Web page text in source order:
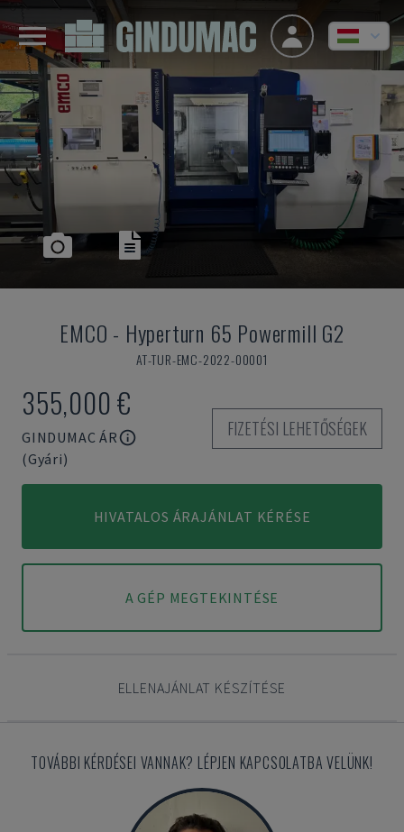
EMCO - Hyperturn 65 Powermill G2
AT-TUR-EMC-2022-00001
355,000 €
GINDUMAC ÁR
(Gyári)
FIZETÉSI LEHETŐSÉGEK
HIVATALOS ÁRAJÁNLAT KÉRÉSE
A GÉP MEGTEKINTÉSE
ELLENAJÁNLAT KÉSZÍTÉSE
TOVÁBBI KÉRDÉSEI VANNAK? LÉPJEN KAPCSOLATBA VELÜNK!